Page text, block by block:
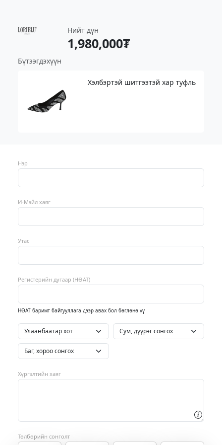
Нийт дүн
1,980,000₮
Бүтээгдэхүүн
Хэлбэртэй шитгээтэй хар туфль
Нэр
И-Мэйл хаяг
Утас
Регистерийн дугаар (НӨАТ)
НӨАТ баримт байгууллага дээр авах бол бөглөнө үү
Хүргэлтийн хаяг
Төлбөрийн сонголт